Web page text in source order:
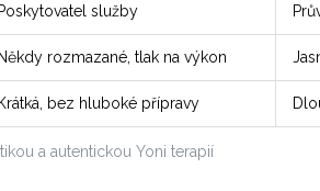
a autentickou Yoni terapií
Poskytovatel služby
Někdy rozmazané, tlak na výkon
Krátká, bez hluboké přípravy